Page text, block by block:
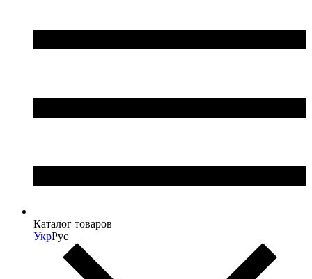
Каталог товаров
УкрРус